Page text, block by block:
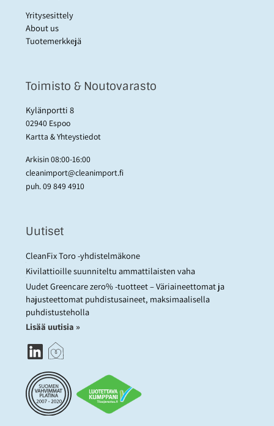
Yritysesittely
About us
Tuotemerkkejä
Toimisto & Noutovarasto
Kylänportti 8
02940 Espoo
Kartta & Yhteystiedot
Arkisin 08:00-16:00
cleanimport@cleanimport.fi
puh.09 849 4910
Uutiset
CleanFix Toro -yhdistelmäkone
Kivilattioille suunniteltu ammattilaisten vaha
Uudet Greencare zero% -tuotteet – Väriaineettomat ja
hajusteettomat puhdistusaineet, maksimaalisella
puhdistusteholla
Lisää uutisia »